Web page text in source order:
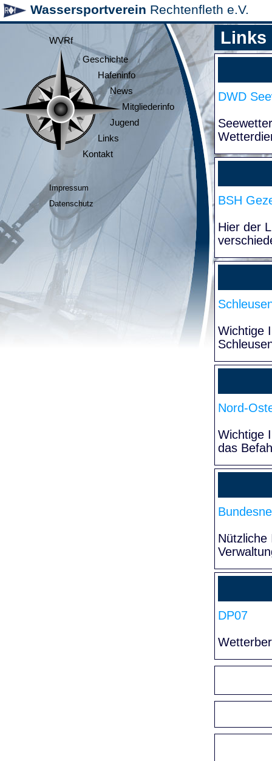
Wassersportverein Rechtenfleth e.V.
WVRf
Geschichte
Hafeninfo
News
Mitgliederinfo
Jugend
Links
Kontakt
Impressum
Datenschutz
Links
DWD
BSH
Hier der
Wichtige
Nord-
Wichtige
das
Nützliche
DP07